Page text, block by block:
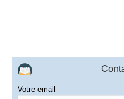
Votre email